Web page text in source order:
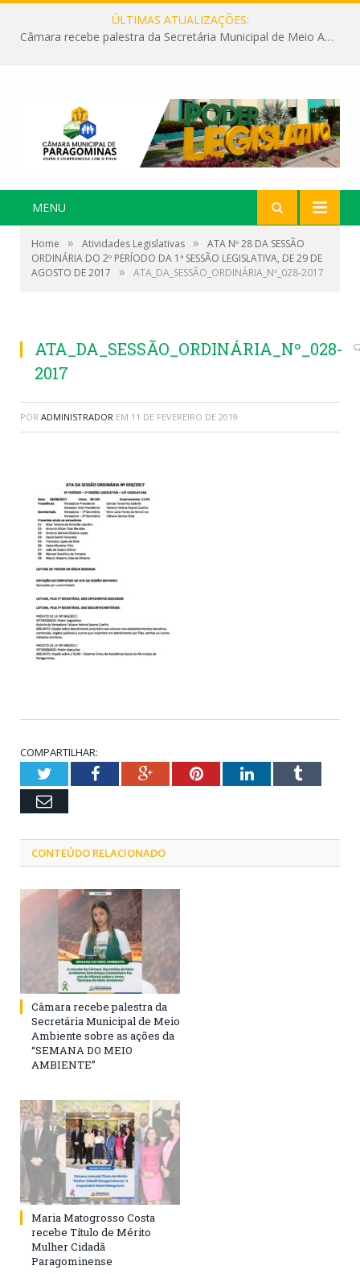
ÚLTIMAS ATUALIZAÇÕES:
Câmara recebe palestra da Secretária Municipal de Meio Ambiente sobre as ações da “SEMANA DO MEIO AMBIENTE”
MENU
Home » Atividades Legislativas »
ATA Nº 28 DA SESSÃO
ORDINÁRIA DO 2º PERÍODO DA 1ª SESSÃO LEGISLATIVA, DE 29 DE
AGOSTO DE 2017
» ATA_DA_SESSÃO_ORDINÁRIA_Nº_028-2017
ATA_DA_SESSÃO_ORDINÁRIA_Nº_028-
2017
POR ADMINISTRADOR EM 11 DE FEVEREIRO DE 2019
COMPARTILHAR:
TwitterFacebookGoogle+PinterestLinkedInTumblr
Email
CONTEÚDO RELACIONADO
Câmara recebe palestra da
Secretária Municipal de Meio
Ambiente sobre as ações da
“SEMANA DO MEIO
AMBIENTE”
Maria Matogrosso Costa
recebe Título de Mérito
Mulher Cidadã
Paragominense